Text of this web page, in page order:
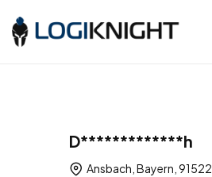
D*************h
Ansbach, Bayern,